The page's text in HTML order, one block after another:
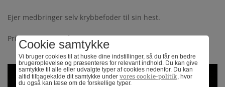
Ejer medbringer selv krybbefoder til sin hest.
Pris: 1.950,- pr. måned (inkl. moms)
Cookie samtykke
Vi bruger cookies til at huske dine indstillinger, så du får en bedre
brugeroplevelse og præsenteres for relevant indhold. Du kan give
samtykke til alle eller udvalgte typer af cookies nedenfor. Du kan
altid tilbagekalde dit samtykke under vores cookie-politik, hvor
du også kan læse om de forskellige typer.